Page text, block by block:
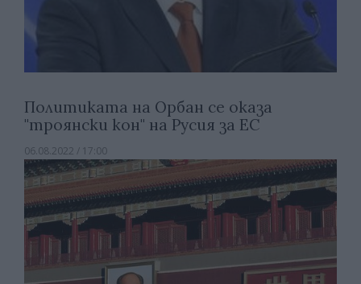
Политиката на Орбан се оказа
"троянски кон" на Русия за ЕС
06.08.2022 / 17:00